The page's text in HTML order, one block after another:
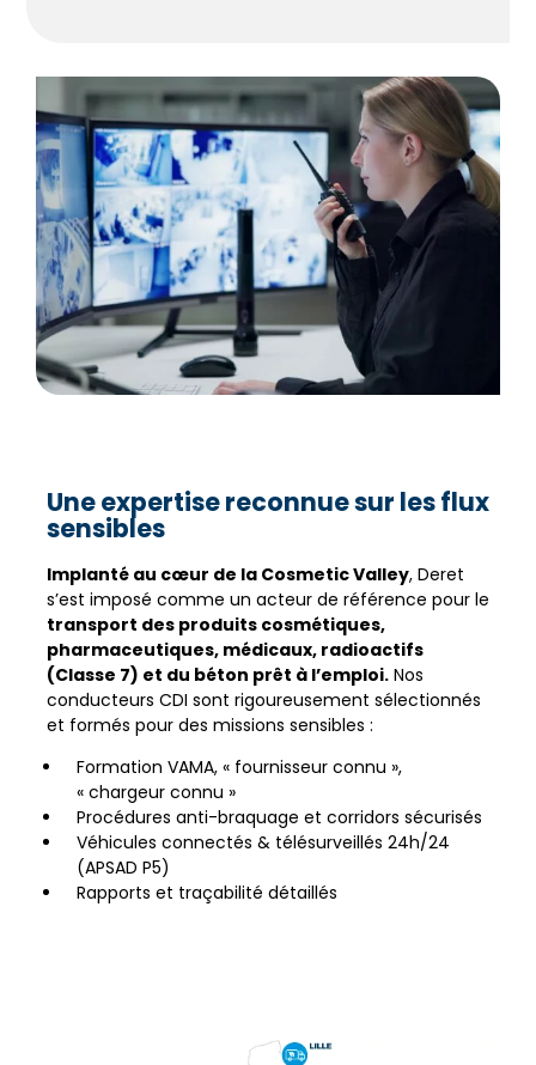
Une expertise reconnue sur les flux
sensibles
Implanté au cœur de la Cosmetic Valley, Deret
s’est imposé comme un acteur de référence pour le
transport des produits cosmétiques,
pharmaceutiques, médicaux, radioactifs
(Classe 7) et du béton prêt à l’emploi.Nos
conducteurs CDI sont rigoureusement sélectionnés
et formés pour des missions sensibles :
Formation VAMA, « fournisseur connu »,
« chargeur connu »
Procédures anti-braquage et corridors sécurisés
Véhicules connectés & télésurveillés 24h/24
(APSAD P5)
Rapports et traçabilité détaillés